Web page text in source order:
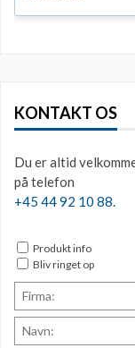
KONTAKT OS
Du er altid
på telefon
+45 44 92 10 88.
Produkt info
Bliv ringet op